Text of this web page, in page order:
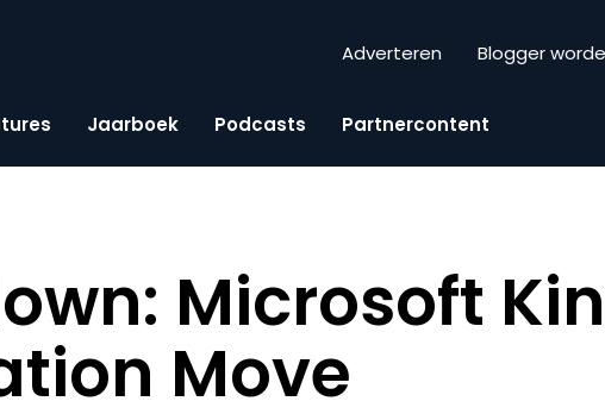
Adverteren Blogger
Jaarboek Podcasts Partnercontent
Microsoft
Move